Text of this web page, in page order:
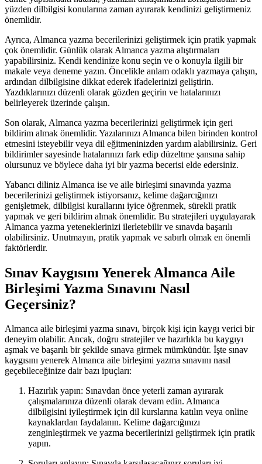
yüzden dilbilgisi konularına zaman ayırarak kendinizi geliştirmeniz
önemlidir.
Ayrıca, Almanca yazma becerilerinizi geliştirmek için pratik yapmak
çok önemlidir. Günlük olarak Almanca yazma alıştırmaları
yapabilirsiniz. Kendi kendinize konu seçin ve o konuyla ilgili bir
makale veya deneme yazın. Öncelikle anlam odaklı yazmaya çalışın,
ardından dilbilgisine dikkat ederek ifadelerinizi geliştirin.
Yazdıklarınızı düzenli olarak gözden geçirin ve hatalarınızı
belirleyerek üzerinde çalışın.
Son olarak, Almanca yazma becerilerinizi geliştirmek için geri
bildirim almak önemlidir. Yazılarınızı Almanca bilen birinden kontrol
etmesini isteyebilir veya dil eğitmeninizden yardım alabilirsiniz. Geri
bildirimler sayesinde hatalarınızı fark edip düzeltme şansına sahip
olursunuz ve böylece daha iyi bir yazma becerisi elde edersiniz.
Yabancı diliniz Almanca ise ve aile birleşimi sınavında yazma
becerilerinizi geliştirmek istiyorsanız, kelime dağarcığınızı
genişletmek, dilbilgisi kurallarını iyice öğrenmek, sürekli pratik
yapmak ve geri bildirim almak önemlidir. Bu stratejileri uygulayarak
Almanca yazma yeteneklerinizi ilerletebilir ve sınavda başarılı
olabilirsiniz. Unutmayın, pratik yapmak ve sabırlı olmak en önemli
faktörlerdir.
Sınav Kaygısını Yenerek Almanca Aile
Birleşimi Yazma Sınavını Nasıl
Geçersiniz?
Almanca aile birleşimi yazma sınavı, birçok kişi için kaygı verici bir
deneyim olabilir. Ancak, doğru stratejiler ve hazırlıkla bu kaygıyı
aşmak ve başarılı bir şekilde sınava girmek mümkündür. İşte sınav
kaygısını yenerek Almanca aile birleşimi yazma sınavını nasıl
geçebileceğinize dair bazı ipuçları:
Hazırlık yapın: Sınavdan önce yeterli zaman ayırarak
çalışmalarınıza düzenli olarak devam edin. Almanca
dilbilgisini iyileştirmek için dil kurslarına katılın veya online
kaynaklardan faydalanın. Kelime dağarcığınızı
zenginleştirmek ve yazma becerilerinizi geliştirmek için pratik
yapın.